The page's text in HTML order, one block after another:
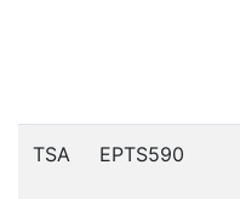
TSA EPTS590